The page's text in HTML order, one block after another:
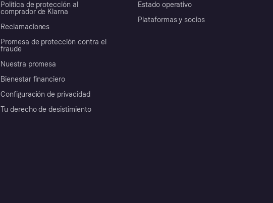
Política de protección al
comprador de Klarna
Reclamaciones
Promesa de protección contra el
fraude
Nuestra promesa
Bienestar financiero
Configuración de privacidad
Tu derecho de desistimiento
Estado operativo
Plataformas y socios